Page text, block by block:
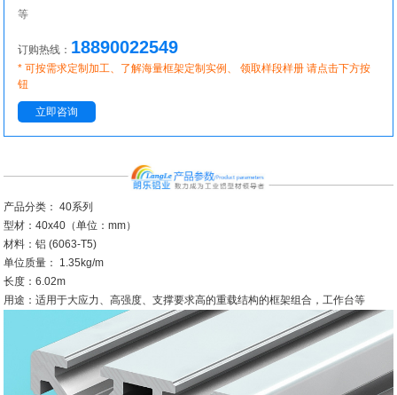
等
订购热线： 18890022549
* 可按需求定制加工、了解海量框架定制实例、 领取样段样册 请点击下方按
钮
立即咨询
产品分类： 40系列
型材：40x40（单位：mm）
材料：铝 (6063-T5)
单位质量： 1.35kg/m
长度：6.02m
用途：适用于大应力、高强度、支撑要求高的重载结构的框架组合，工作台等